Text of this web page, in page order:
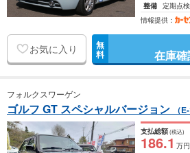
整備 定期点
情報提供：
お気に入り 無
料 在庫
フォルクスワーゲン
ゴルフ GT スペシャルバージョン （
支払総額(税込)
186.1 万円